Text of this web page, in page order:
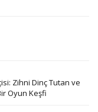
Zihni Dinç Tutan ve
Oyun Keşfi